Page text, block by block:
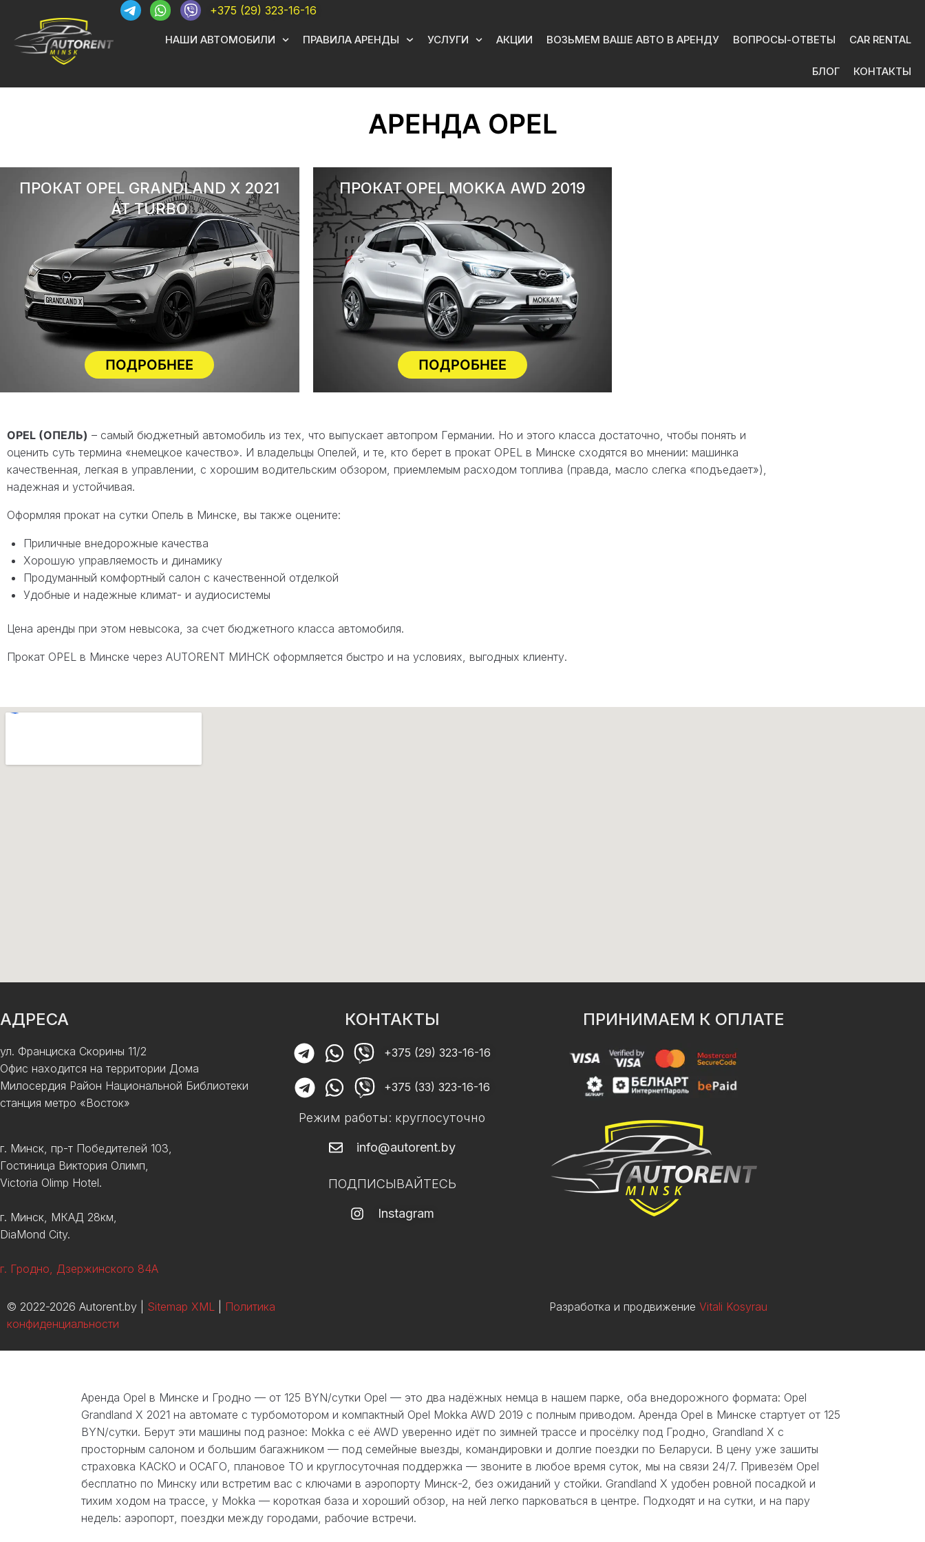
+375 (29) 323-16-16
НАШИ АВТОМОБИЛИ ПРАВИЛА АРЕНДЫ УСЛУГИ АКЦИИ ВОЗЬМЕМ ВАШЕ АВТО В АРЕНДУ ВОПРОСЫ-ОТВЕТЫ CAR RENTAL
БЛОГ КОНТАКТЫ
АРЕНДА OPEL
ПРОКАТ OPEL GRANDLAND X 2021
AT TURBO
ПОДРОБНЕЕ
ПРОКАТ OPEL MOKKA AWD 2019
ПОДРОБНЕЕ
OPEL (ОПЕЛЬ) – самый бюджетный автомобиль из тех, что выпускает автопром Германии. Но и этого класса достаточно, чтобы понять и
оценить суть термина «немецкое качество». И владельцы Опелей, и те, кто берет в прокат OPEL в Минске сходятся во мнении: машинка
качественная, легкая в управлении, с хорошим водительским обзором, приемлемым расходом топлива (правда, масло слегка «подъедает»),
надежная и устойчивая.
Оформляя прокат на сутки Опель в Минске, вы также оцените:
Приличные внедорожные качества
Хорошую управляемость и динамику
Продуманный комфортный салон с качественной отделкой
Удобные и надежные климат- и аудиосистемы
Цена аренды при этом невысока, за счет бюджетного класса автомобиля.
Прокат OPEL в Минске через AUTORENT МИНСК оформляется быстро и на условиях, выгодных клиенту.
АДРЕСА
ул. Франциска Скорины 11/2
Офис находится на территории Дома
Милосердия Район Национальной Библиотеки
станция метро «Восток»
г. Минск, пр-т Победителей 103,
Гостиница Виктория Олимп,
Victoria Olimp Hotel.
г. Минск, МКАД 28км,
DiaMond City.
г. Гродно, Дзержинского 84А
КОНТАКТЫ
+375 (29) 323-16-16
+375 (33) 323-16-16
Режим работы: круглосуточно
info@autorent.by
ПОДПИСЫВАЙТЕСЬ
Instagram
ПРИНИМАЕМ К ОПЛАТЕ
© 2022-2026 Autorent.by | Sitemap XML
Политика
конфиденциальности
Разработка и продвижение Vitali Kosyrau
Аренда Opel в Минске и Гродно — от 125 BYN/сутки Opel — это два надёжных немца в нашем парке, оба внедорожного формата: Opel
Grandland X 2021 на автомате с турбомотором и компактный Opel Mokka AWD 2019 с полным приводом. Аренда Opel в Минске стартует от 125
BYN/сутки. Берут эти машины под разное: Mokka с её AWD уверенно идёт по зимней трассе и просёлку под Гродно, Grandland X с
просторным салоном и большим багажником — под семейные выезды, командировки и долгие поездки по Беларуси. В цену уже зашиты
страховка КАСКО и ОСАГО, плановое ТО и круглосуточная поддержка — звоните в любое время суток, мы на связи 24/7. Привезём Opel
бесплатно по Минску или встретим вас с ключами в аэропорту Минск-2, без ожиданий у стойки. Grandland X удобен ровной посадкой и
тихим ходом на трассе, у Mokka — короткая база и хороший обзор, на ней легко парковаться в центре. Подходят и на сутки, и на пару
недель: аэропорт, поездки между городами, рабочие встречи.